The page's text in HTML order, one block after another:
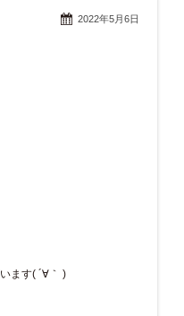
2022年5月6日
ます( ´∀｀ )